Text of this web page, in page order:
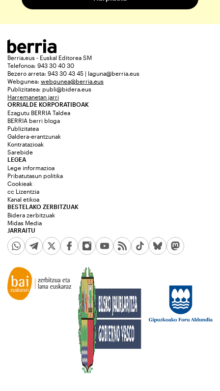
Berria.eus - Euskal Editorea SM
Telefonoa: 943 30 40 30
Bezero arreta: 943 30 43 45 | laguna@berria.eus
Webgunea: webgunea@berria.eus
Publizitatea: publi@bidera.eus
Harremanetan jarri
ORRIALDE KORPORATIBOAK
Ezagutu BERRIA Taldea
BERRIA berri bloga
Publizitatea
Galdera-erantzunak
Kontratazioak
Sarebide
JARRAITU
LEGEA
Lege informazioa
Pribatutasun politika
Cookieak
cc Lizentzia
Kanal etikoa
BESTELAKO ZERBITZUAK
Bidera zerbitzuak
Midas Media